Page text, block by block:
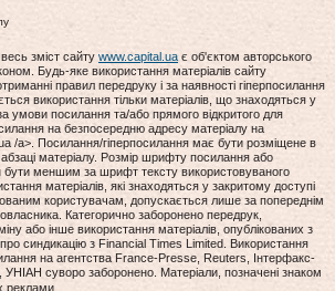
зміст сайту www.capital.ua є об'єктом авторського
Будь-яке використання матеріалів сайту
правил передруку і за наявності гіперпосилання
використання тільки матеріалів, що знаходяться у
умови посилання та/або прямого відкритого для
на безпосередню адресу матеріалу на
/a>. Посилання/гіперпосилання має бути розміщене в
матеріалу. Розмір шрифту посилання або
бути меншим за шрифт тексту використовуваного
матеріалів, які знаходяться у закритому доступі
користувачам, допускається лише за попереднім
Категорично заборонено передрук,
або інше використання матеріалів, опублікованих з
синдикацію з Financial Times Limited. Використання
на агентства France-Presse, Reuters, Інтерфакс-
УНІАН суворо заборонено. Матеріали, позначені знаком
реклами.